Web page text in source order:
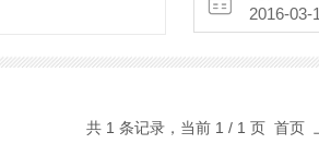
2016-03-
共 1 条记录，当前 1 / 1 页 首页